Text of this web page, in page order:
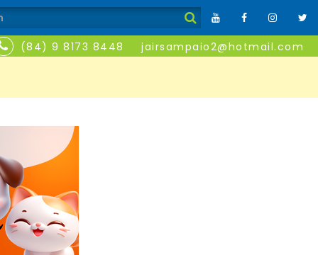
(84) 9 8173 8448 jairsampaio2@hotmail.com